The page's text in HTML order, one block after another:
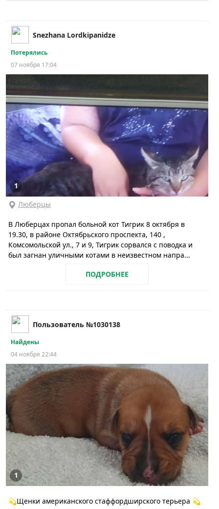
Snezhana Lordkipanidze
Потерялись
07 ноября 17:04
1
Люберцы
В Люберцах пропал больной кот Тигрик 8 октября в
19.30, в районе Октябрьского проспекта, 140 ,
Комсомольской ул., 7 и 9, Тигрик сорвался с поводка и
был загнан уличными котами в неизвестном напра...
ПОДРОБНЕЕ
Пользователь №1030138
Найдены
04 ноября 22:44
1
💫Щeнки американскогo стаффордшиpскoго терьepа 💫